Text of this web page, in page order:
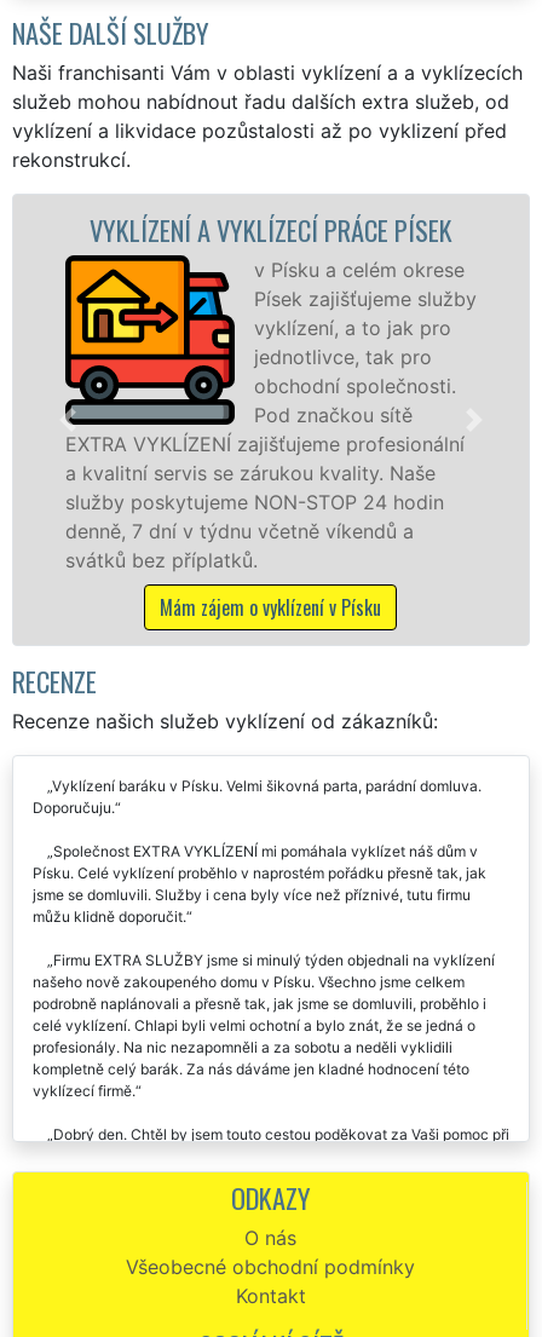
NAŠE DALŠÍ SLUŽBY
Naši franchisanti Vám v oblasti vyklízení a a vyklízecích
služeb mohou nabídnout řadu dalších extra služeb, od
vyklízení a likvidace pozůstalosti až po vyklizení před
rekonstrukcí.
PRÁCE PÍSEK
v Písku a celém okrese
Písek zajišťujeme služby
vyklízení, a to jak pro
jednotlivce, tak pro
obchodní společnosti.
Pod značkou sítě
zajišťujeme profesionální
kvality. Naše
NON-STOP 24 hodin
včetně víkendů a
VYKLÍZECÍ
v Písku a okolí.
fyzickým, tak
zárukou kvalitně
STOP bez dalších
RECENZE
Recenze našich služeb vyklízení od zákazníků:
Vyklízení baráku v Písku. Velmi šikovná parta, parádní domluva.
Doporučuju.
Společnost EXTRA VYKLÍZENÍ mi pomáhala vyklízet náš dům v
Písku. Celé vyklízení proběhlo v naprostém pořádku přesně tak, jak
jsme se domluvili. Služby i cena byly více než příznivé, tutu firmu
můžu klidně doporučit.
Firmu EXTRA SLUŽBY jsme si minulý týden objednali na vyklízení
našeho nově zakoupeného domu v Písku. Všechno jsme celkem
podrobně naplánovali a přesně tak, jak jsme se domluvili, proběhlo i
celé vyklízení. Chlapi byli velmi ochotní a bylo znát, že se jedná o
profesionály. Na nic nezapomněli a za sobotu a neděli vyklidili
kompletně celý barák. Za nás dáváme jen kladné hodnocení této
vyklízecí firmě.
Dobrý den. Chtěl by jsem touto cestou poděkovat za Vaši pomoc při
zlikvidovali naprosto všechen nepořádek. Ještě jednou děkuji, určitě
Chtěla bych sem moc moc poděkovat chlapcům ze společnosti
extra vyklízení, kteří nám zajišťovaly kompletní vyklízení a likvidaci
veškerého harampádí z našeho domu v Písku. Jsou to velmi šikovný a
pracovitý kluci. Za mě doporučuji.
ODKAZY
O nás
Všeobecné obchodní podmínky
Kontakt